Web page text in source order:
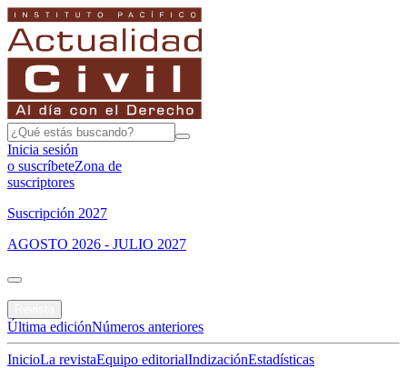
Inicia sesión
o suscríbeteZona de
suscriptores
Suscripción 2027
AGOSTO 2026 - JULIO 2027
Última ediciónNúmeros anteriores
InicioLa revistaEquipo editorialIndizaciónEstadísticas